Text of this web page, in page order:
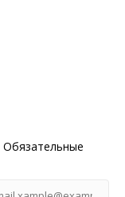
Обязательные